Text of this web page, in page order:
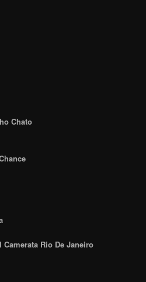
Chato
Rio De Janeiro